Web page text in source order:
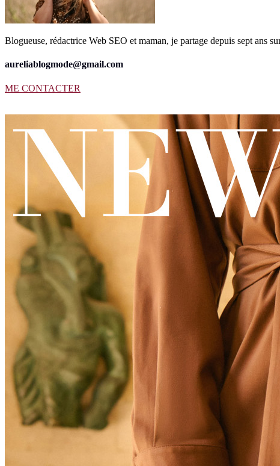
Blogueuse, rédactrice Web SEO et maman, je partage depuis sept ans
aureliablogmode@gmail.com
ME CONTACTER